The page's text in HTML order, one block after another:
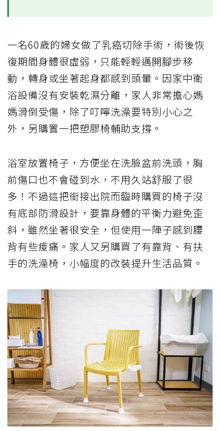
一名60歲的婦女做了乳癌切除手術，術後恢
復期間身體很虛弱，只能輕輕邁開腳步移
動，轉身或坐著起身都感到頭暈。因家中衛
浴設備沒有安裝乾濕分離，家人非常擔心媽
媽滑倒受傷，除了叮嚀洗澡要特別小心之
外，另購置一把塑膠椅輔助支撐。
浴室放置椅子，方便坐在洗臉盆前洗頭，胸
前傷口也不會碰到水，不用久站舒服了很
多！不過這把銜接出院而臨時購買的椅子沒
有底部防滑設計，要靠身體的平衡力避免歪
斜，雖然坐著很安全，但使用一陣子感到腰
背有些痠痛。家人又另購買了有靠背、有扶
手的洗澡椅，小幅度的改裝提升生活品質。